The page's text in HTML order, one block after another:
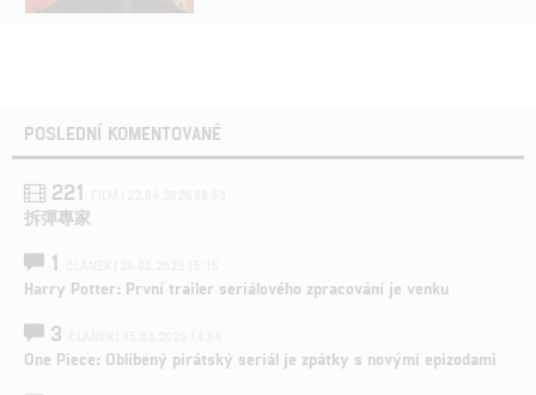
POSLEDNÍ KOMENTOVANÉ
221
拆彈專家
1
Harry Potter: První trailer seriálového zpracování je venku
3
One Piece: Oblíbený pirátský seriál je zpátky s novými epizodami